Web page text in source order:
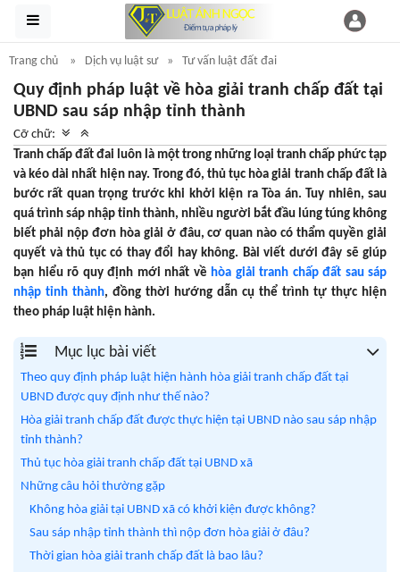
Trang chủ Dịch vụ luật sư Tư vấn luật đất đai
Quy định pháp luật về hòa giải tranh chấp đất tại
UBND sau sáp nhập tỉnh thành
Cỡ chữ:
Tranh chấp đất đai luôn là một trong những loại tranh chấp phức tạp
và kéo dài nhất hiện nay. Trong đó, thủ tục hòa giải tranh chấp đất là
bước rất quan trọng trước khi khởi kiện ra Tòa án. Tuy nhiên, sau
quá trình sáp nhập tỉnh thành, nhiều người bắt đầu lúng túng không
biết phải nộp đơn hòa giải ở đâu, cơ quan nào có thẩm quyền giải
quyết và thủ tục có thay đổi hay không. Bài viết dưới đây sẽ giúp
bạn hiểu rõ quy định mới nhất về hòa giải tranh chấp đất sau sáp
nhập tỉnh thành, đồng thời hướng dẫn cụ thể trình tự thực hiện
theo pháp luật hiện hành.
Mục lục bài viết
Theo quy định pháp luật hiện hành hòa giải tranh chấp đất tại
UBND được quy định như thế nào?
Hòa giải tranh chấp đất được thực hiện tại UBND nào sau sáp nhập
tỉnh thành?
Thủ tục hòa giải tranh chấp đất tại UBND xã
Những câu hỏi thường gặp
Không hòa giải tại UBND xã có khởi kiện được không?
Sau sáp nhập tỉnh thành thì nộp đơn hòa giải ở đâu?
Thời gian hòa giải tranh chấp đất là bao lâu?